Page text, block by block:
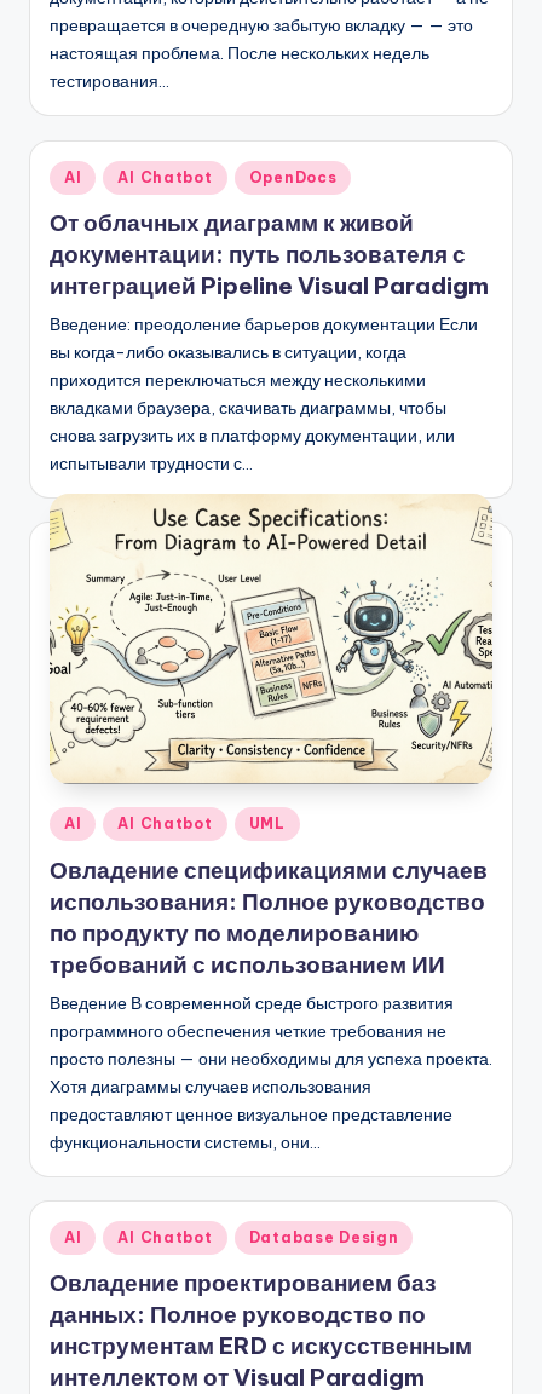
превращается в очередную забытую вкладку — — это
настоящая проблема. После нескольких недель
тестирования…
Опубликовано
AI AI Chatbot OpenDocs
От облачных диаграмм к живой
документации: путь пользователя с
интеграцией Pipeline Visual Paradigm
Введение: преодоление барьеров документации Если
вы когда-либо оказывались в ситуации, когда
приходится переключаться между несколькими
вкладками браузера, скачивать диаграммы, чтобы
снова загрузить их в платформу документации, или
испытывали трудности с…
Опубликовано
AI AI Chatbot UML
Овладение спецификациями случаев
использования: Полное руководство
по продукту по моделированию
требований с использованием ИИ
Введение В современной среде быстрого развития
программного обеспечения четкие требования не
просто полезны — они необходимы для успеха проекта.
Хотя диаграммы случаев использования
предоставляют ценное визуальное представление
функциональности системы, они…
Опубликовано
AI AI Chatbot Database Design
Овладение проектированием баз
данных: Полное руководство по
инструментам ERD с искусственным
интеллектом от Visual Paradigm